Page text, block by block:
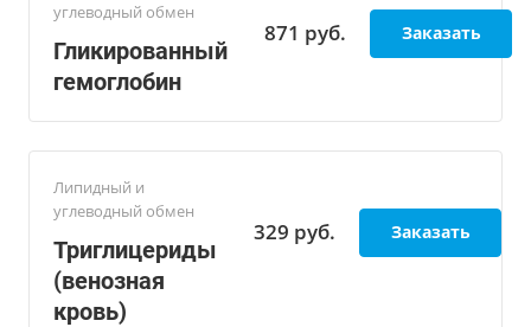
углеводный обмен
Гликированный
гемоглобин
871 руб. Заказать
Липидный и
углеводный обмен
Триглицериды
(венозная
кровь)
329 руб. Заказать